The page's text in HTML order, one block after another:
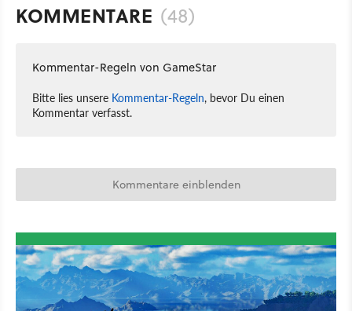
KOMMENTARE (48)
Kommentar-Regeln von GameStar
Bitte lies unsere Kommentar-Regeln, bevor Du einen
Kommentar verfasst.
Kommentare einblenden